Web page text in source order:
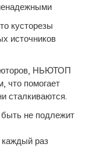
кусторезы
источников
НЬЮТОП
что помогает
сталкиваются.
не подлежит
раз